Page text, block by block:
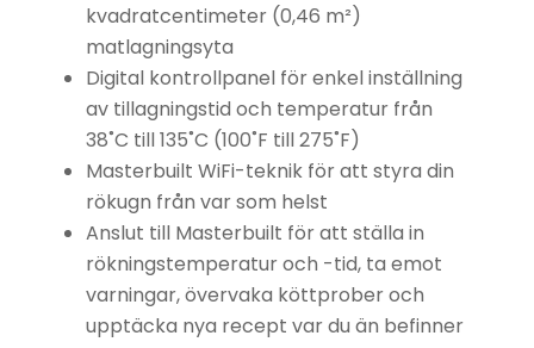
kvadratcentimeter (0,46 m²)
matlagningsyta
Digital kontrollpanel för enkel inställning
av tillagningstid och temperatur från
38˚C till 135˚C (100˚F till 275˚F)
Masterbuilt WiFi-teknik för att styra din
rökugn från var som helst
Anslut till Masterbuilt för att ställa in
rökningstemperatur och -tid, ta emot
varningar, övervaka köttprober och
upptäcka nya recept var du än befinner